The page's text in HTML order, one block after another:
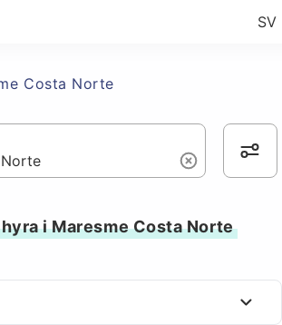
SV
Costa Norte
i Maresme Costa Norte